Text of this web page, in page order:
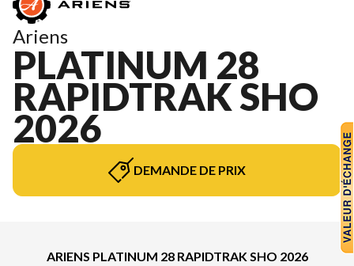
Ariens
PLATINUM 28
RAPIDTRAK SHO
2026
DEMANDE DE PRIX
ARIENS PLATINUM 28 RAPIDTRAK SHO 2026